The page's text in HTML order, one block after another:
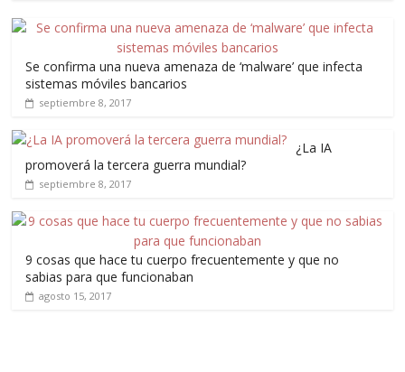
Se confirma una nueva amenaza de ‘malware’ que infecta
sistemas móviles bancarios
septiembre 8, 2017
¿La IA
promoverá la tercera guerra mundial?
septiembre 8, 2017
9 cosas que hace tu cuerpo frecuentemente y que no
sabias para que funcionaban
agosto 15, 2017